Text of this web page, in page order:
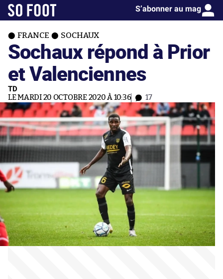
S’abonner au mag
FRANCE SOCHAUX
Sochaux répond à Prior
et Valenciennes
TD
LE MARDI 20 OCTOBRE 2020 À 10:36 17